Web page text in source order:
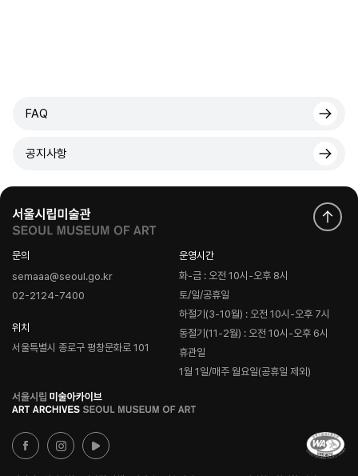
FAQ
공지사항
문의
semaaa@seoul.go.kr
02-2124-7400
위치
서울특별시 종로구 평창문화로 101
운영시간
화-금 : 오전 10시-오후 8시
토/일/공휴일
하절기(3-10월) : 오전 10시-오후 7시
동절기(11-2월) : 오전 10시-오후 6시
휴관일
1월 1일/매주 월요일(공휴일 제외)
로
고